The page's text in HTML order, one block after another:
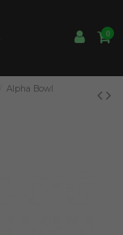
0
Alpha Bowl